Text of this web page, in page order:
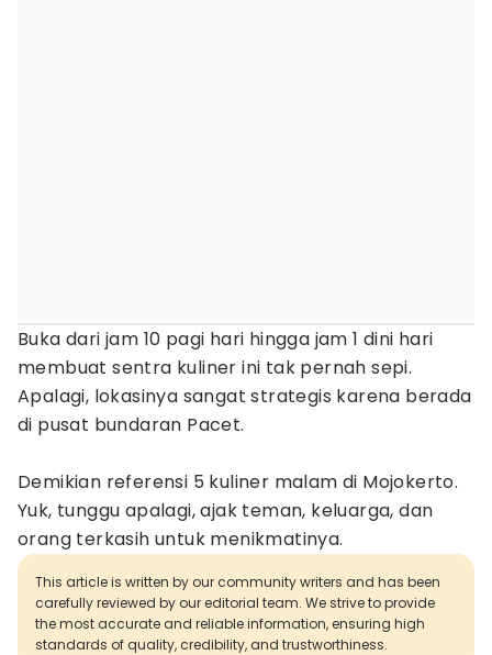
Buka dari jam 10 pagi hari hingga jam 1 dini hari
membuat sentra kuliner ini tak pernah sepi.
Apalagi, lokasinya sangat strategis karena berada
di pusat bundaran Pacet.
Demikian referensi 5 kuliner malam di Mojokerto.
Yuk, tunggu apalagi, ajak teman, keluarga, dan
orang terkasih untuk menikmatinya.
This article is written by our community writers and has been
carefully reviewed by our editorial team. We strive to provide
the most accurate and reliable information, ensuring high
standards of quality, credibility, and trustworthiness.